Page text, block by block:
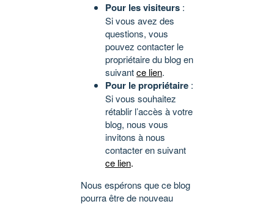
Pour les visiteurs :
Si vous avez des
questions, vous
pouvez contacter le
propriétaire du blog en
suivantce lien.
Pour le propriétaire :
Si vous souhaitez
rétablir l’accès à votre
blog, nous vous
invitons à nous
contacter en suivant
ce lien.
Nous espérons que ce blog
pourra être de nouveau